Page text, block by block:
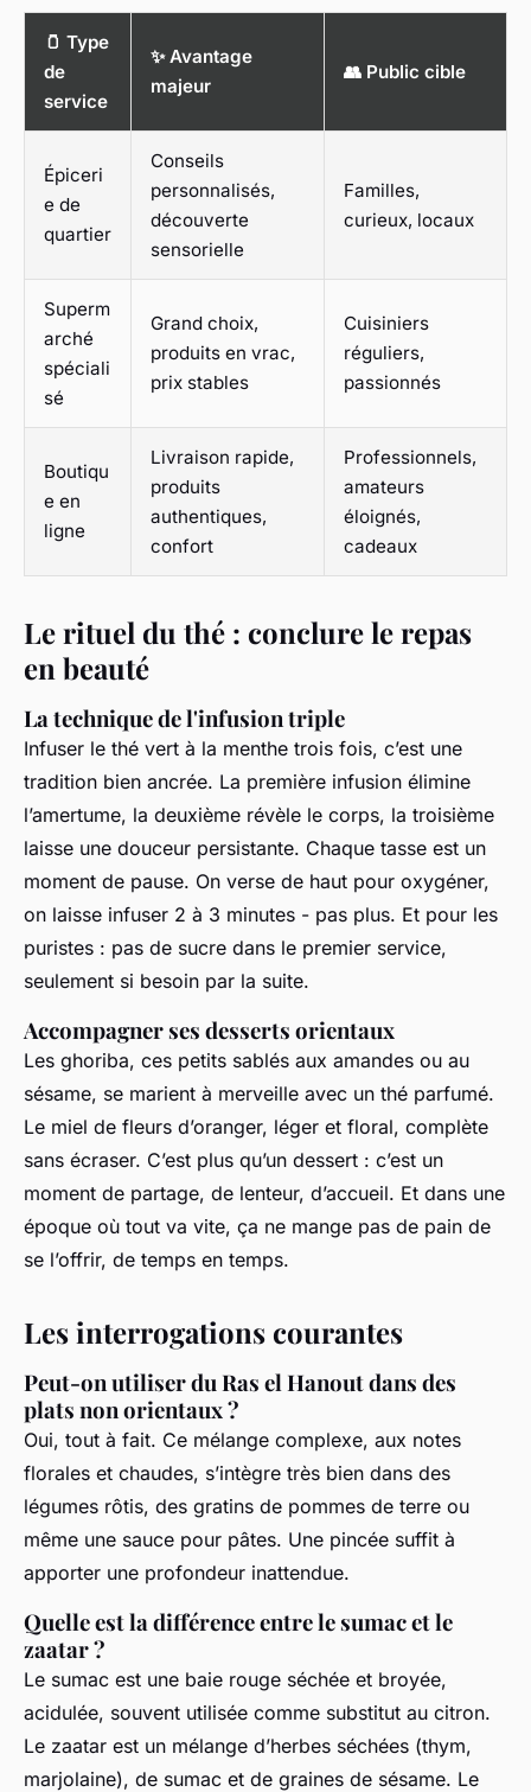
🫙 Type
de
service
✨ Avantage
majeur
👥 Public cible
Épiceri
e de
quartier
Conseils
personnalisés,
découverte
sensorielle
Familles,
curieux, locaux
Superm
arché
spéciali
sé
Grand choix,
produits en vrac,
prix stables
Cuisiniers
réguliers,
passionnés
Boutiqu
e en
ligne
Livraison rapide,
produits
authentiques,
confort
Professionnels,
amateurs
éloignés,
cadeaux
Le rituel du thé : conclure le repas
en beauté
La technique de l'infusion triple
Infuser le thé vert à la menthe trois fois, c’est une
tradition bien ancrée. La première infusion élimine
l’amertume, la deuxième révèle le corps, la troisième
laisse une douceur persistante. Chaque tasse est un
moment de pause. On verse de haut pour oxygéner,
on laisse infuser 2 à 3 minutes - pas plus. Et pour les
puristes : pas de sucre dans le premier service,
seulement si besoin par la suite.
Accompagner ses desserts orientaux
Les ghoriba, ces petits sablés aux amandes ou au
sésame, se marient à merveille avec un thé parfumé.
Le miel de fleurs d’oranger, léger et floral, complète
sans écraser. C’est plus qu’un dessert : c’est un
moment de partage, de lenteur, d’accueil. Et dans une
époque où tout va vite, ça ne mange pas de pain de
se l’offrir, de temps en temps.
Les interrogations courantes
Peut-on utiliser du Ras el Hanout dans des
plats non orientaux ?
Oui, tout à fait. Ce mélange complexe, aux notes
florales et chaudes, s’intègre très bien dans des
légumes rôtis, des gratins de pommes de terre ou
même une sauce pour pâtes. Une pincée suffit à
apporter une profondeur inattendue.
Quelle est la différence entre le sumac et le
zaatar ?
Le sumac est une baie rouge séchée et broyée,
acidulée, souvent utilisée comme substitut au citron.
Le zaatar est un mélange d’herbes séchées (thym,
marjolaine), de sumac et de graines de sésame. Le